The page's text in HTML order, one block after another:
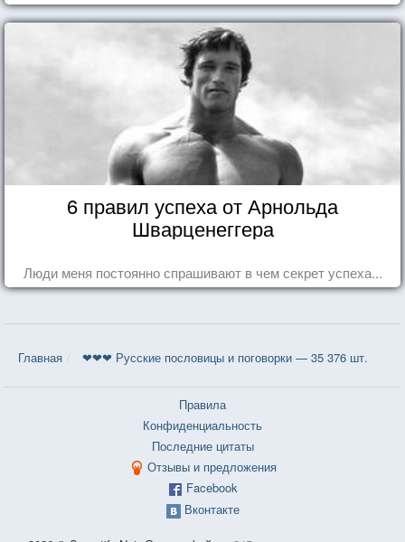
6 правил успеха от Арнольда
Шварценеггера
Люди меня постоянно спрашивают в чем секрет успеха...
Главная ❤❤❤ Русские пословицы и поговорки — 35 376 шт.
Правила
Конфиденциальность
Последние цитаты
Отзывы и предложения
Facebook
Вконтакте